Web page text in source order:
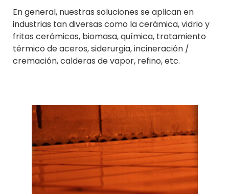
En general, nuestras soluciones se aplican en
industrias tan diversas como la cerámica, vidrio y
fritas cerámicas, biomasa, química, tratamiento
térmico de aceros, siderurgia, incineración /
cremación, calderas de vapor, refino, etc.